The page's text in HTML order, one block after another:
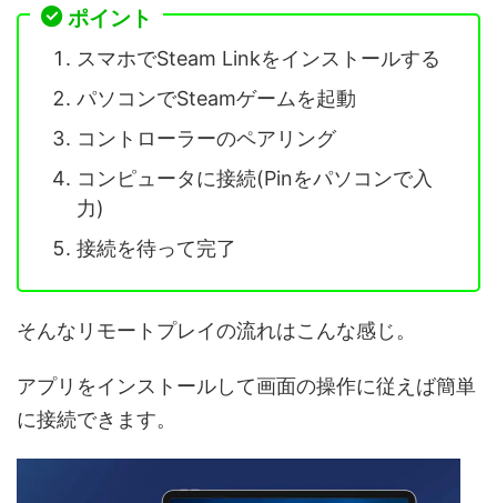
ポイント
スマホでSteam Linkをインストールする
パソコンでSteamゲームを起動
コントローラーのペアリング
コンピュータに接続(Pinをパソコンで入
力)
接続を待って完了
そんなリモートプレイの流れはこんな感じ。
アプリをインストールして画面の操作に従えば簡単
に接続できます。